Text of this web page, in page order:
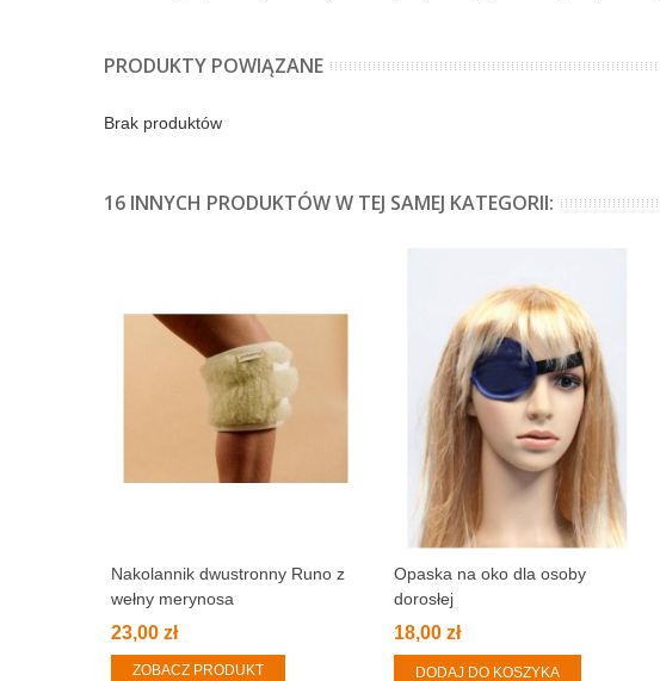
PRODUKTY POWIĄZANE
Brak produktów
16 INNYCH PRODUKTÓW W TEJ SAMEJ KATEGORII:
Nakolannik dwustronny Runo z
wełny merynosa
23,00 zł
ZOBACZ PRODUKT
Opaska na oko dla osoby
dorosłej
18,00 zł
DODAJ DO KOSZYKA